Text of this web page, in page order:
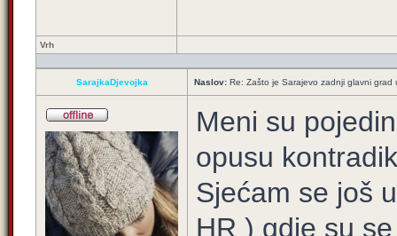
Vrh
SarajkaDjevojka Naslov: Re: Zašto je Sarajevo zadnji glavni
Meni su
opusu
Sjećam se još
HR ) gdje su